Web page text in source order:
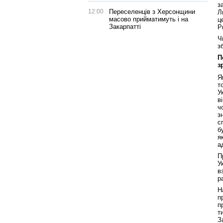
12:00
Переселенців з Херсонщини
масово прийматимуть і на
Закарпатті